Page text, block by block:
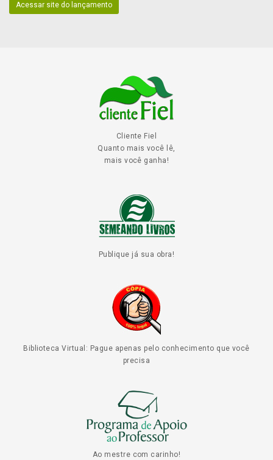
Acessar site do lançamento
Cliente Fiel
Quanto mais você lê,
mais você ganha!
Publique já sua obra!
Biblioteca Virtual: Pague apenas pelo conhecimento que você
precisa
Ao mestre com carinho!